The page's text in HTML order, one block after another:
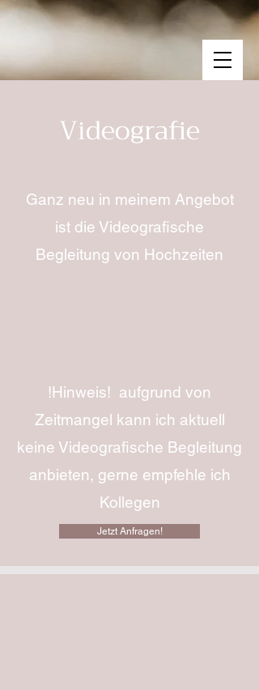
Videografie
Ganz neu in meinem Angebot
ist die Videografische
Begleitung von Hochzeiten
!Hinweis! aufgrund von
Zeitmangel kann ich aktuell
keine Videografische Begleitung
anbieten, gerne empfehle ich
Kollegen
Jetzt Anfragen!